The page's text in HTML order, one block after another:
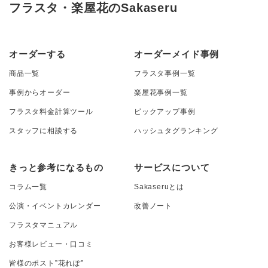
フラスタ・楽屋花のSakaseru
オーダーする
商品一覧
事例からオーダー
フラスタ料金計算ツール
スタッフに相談する
オーダーメイド事例
フラスタ事例一覧
楽屋花事例一覧
ピックアップ事例
ハッシュタグランキング
きっと参考になるもの
コラム一覧
公演・イベントカレンダー
フラスタマニュアル
お客様レビュー・口コミ
皆様のポスト”花れぽ”
サービスについて
Sakaseruとは
改善ノート